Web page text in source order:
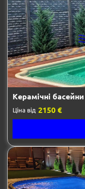
Керамічні басейни
Ціна від 2150 €